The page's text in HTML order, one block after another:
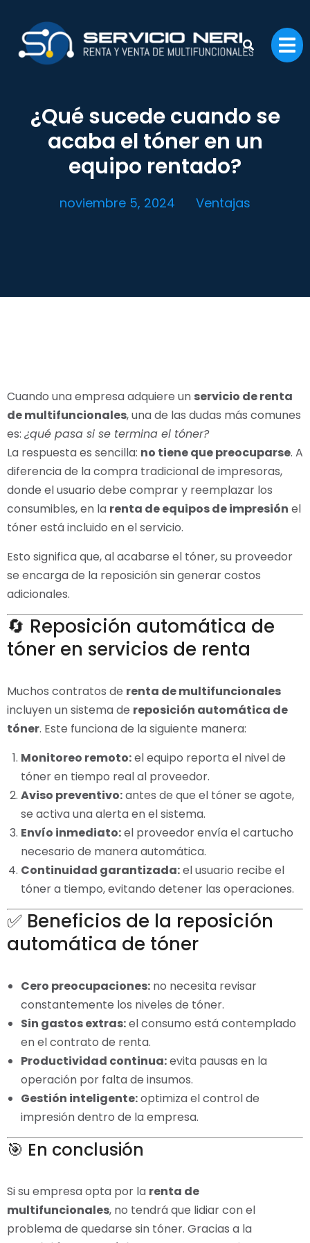
¿Qué sucede cuando se
acaba el tóner en un
equipo rentado?
noviembre 5, 2024 Ventajas
Cuando una empresa adquiere un servicio de renta
de multifuncionales, una de las dudas más comunes
es: ¿qué pasa si se termina el tóner?
La respuesta es sencilla: no tiene que preocuparse. A
diferencia de la compra tradicional de impresoras,
donde el usuario debe comprar y reemplazar los
consumibles, en la renta de equipos de impresión el
tóner está incluido en el servicio.
Esto significa que, al acabarse el tóner, su proveedor
se encarga de la reposición sin generar costos
adicionales.
🔄 Reposición automática de
tóner en servicios de renta
Muchos contratos de renta de multifuncionales
incluyen un sistema de reposición automática de
tóner. Este funciona de la siguiente manera:
Monitoreo remoto:el equipo reporta el nivel de
tóner en tiempo real al proveedor.
Aviso preventivo:antes de que el tóner se agote,
se activa una alerta en el sistema.
Envío inmediato:el proveedor envía el cartucho
necesario de manera automática.
Continuidad garantizada:el usuario recibe el
tóner a tiempo, evitando detener las operaciones.
✅ Beneficios de la reposición
automática de tóner
Cero preocupaciones: no necesita revisar
constantemente los niveles de tóner.
Sin gastos extras:el consumo está contemplado
en el contrato de renta.
Productividad continua:evita pausas en la
operación por falta de insumos.
Gestión inteligente:optimiza el control de
impresión dentro de la empresa.
🎯 En conclusión
Si su empresa opta por la renta de
multifuncionales, no tendrá que lidiar con el
problema de quedarse sin tóner. Gracias a la